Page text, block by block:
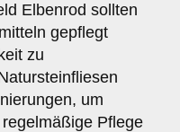
Elbenrod sollten
gepflegt
zu
um
Pflege